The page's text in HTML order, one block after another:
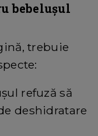
bebeluşul
trebuie
refuză să
deshidratare